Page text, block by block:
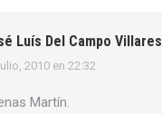
Luís Del Campo Villares
2010 en 22:32
Martín.